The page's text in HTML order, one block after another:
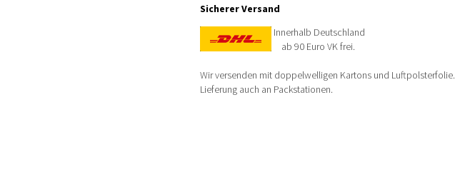
Sicherer Versand
Innerhalb Deutschland
ab 90 Euro VK frei.
Wir versenden mit doppelwelligen Kartons und Luftpolsterfolie.
Lieferung auch an Packstationen.